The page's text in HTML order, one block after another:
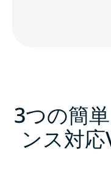
3つの簡
ンス対